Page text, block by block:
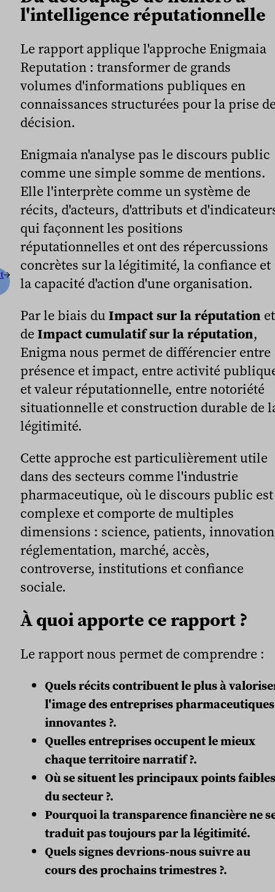
l'intelligence réputationnelle
Le rapport applique l'approche Enigmaia
Reputation : transformer de grands
volumes d'informations publiques en
connaissances structurées pour la prise
décision.
Enigmaia n'analyse pas le discours public
comme une simple somme de mentions.
Elle l'interprète comme un système de
récits, d'acteurs, d'attributs et
qui façonnent les positions
réputationnelles et ont des répercussions
concrètes sur la légitimité, la confiance et
la capacité d'action d'une organisation.
Par le biais du Impact sur la réputation et
de Impact cumulatif sur la réputation,
Enigma nous permet de différencier entre
présence et impact, entre activité
et valeur réputationnelle, entre notoriété
situationnelle et construction durable de
légitimité.
Cette approche est particulièrement utile
dans des secteurs comme l'industrie
pharmaceutique, où le discours public est
complexe et comporte de multiples
dimensions : science, patients,
réglementation, marché, accès,
controverse, institutions et confiance
sociale.
À quoi apporte ce rapport ?
Le rapport nous permet de comprendre :
Quels récits contribuent le plus à
l'image des entreprises pharmaceutiques
innovantes ?.
Quelles entreprises occupent le mieux
chaque territoire narratif ?.
Où se situent les principaux points faibles
du secteur ?.
Pourquoi la transparence financière ne
traduit pas toujours par la légitimité.
Quels signes devrions-nous suivre au
cours des prochains trimestres ?.